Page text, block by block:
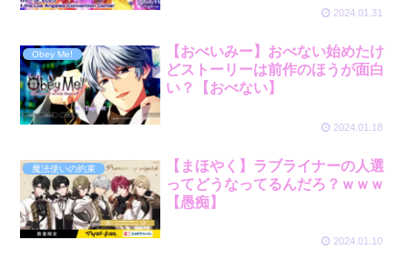
2024.01.31
Obey Me!
【おべいみー】おべない始めたけ
どストーリーは前作のほうが面白
い？【おべない】
2024.01.18
魔法使いの約束
【まほやく】ラブライナーの人選
ってどうなってるんだろ？ｗｗｗ
【愚痴】
2024.01.10